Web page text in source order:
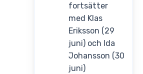
fortsätter
med Klas
Eriksson (29
juni) och Ida
Johansson (30
juni)